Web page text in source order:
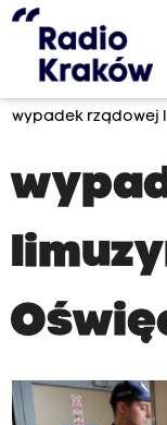
wypadek rządowej